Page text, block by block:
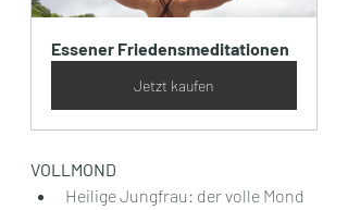
Essener Friedensmeditationen
Jetzt kaufen
VOLLMOND
Heilige Jungfrau: der volle Mond